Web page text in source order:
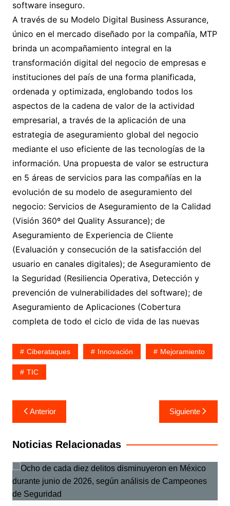
software inseguro.
A través de su Modelo Digital Business Assurance,
único en el mercado diseñado por la compañía, MTP
brinda un acompañamiento integral en la
transformación digital del negocio de empresas e
instituciones del país de una forma planificada,
ordenada y optimizada, englobando todos los
aspectos de la cadena de valor de la actividad
empresarial, a través de la aplicación de una
estrategia de aseguramiento global del negocio
mediante el uso eficiente de las tecnologías de la
información. Una propuesta de valor se estructura
en 5 áreas de servicios para las compañías en la
evolución de su modelo de aseguramiento del
negocio: Servicios de Aseguramiento de la Calidad
(Visión 360º del Quality Assurance); de
Aseguramiento de Experiencia de Cliente
(Evaluación y consecución de la satisfacción del
usuario en canales digitales); de Aseguramiento de
la Seguridad (Resiliencia Operativa, Detección y
prevención de vulnerabilidades del software); de
Aseguramiento de Aplicaciones (Cobertura
completa de todo el ciclo de vida de las nuevas
Ciberataques Innovación Mejoramiento
TIC
Navegación
de
entradas
Anterior Siguiente
Noticias Relacionadas